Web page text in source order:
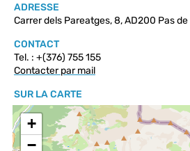
ADRESSE
Carrer dels Pareatges, 8, AD200 Pas
CONTACT
Tel. : +(376) 755 155
Contacter par mail
SUR LA CARTE